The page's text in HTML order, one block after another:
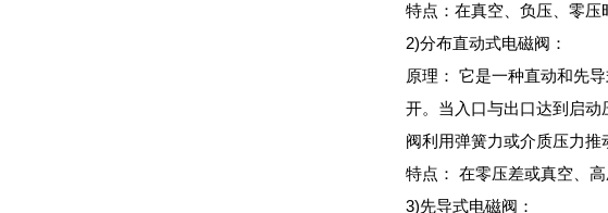
特点：在真空、负压、零压
2)分布直动式电磁阀：
原理： 它是一种直动和先
开。当入口与出口达到启
阀利用弹簧力或介质压力推
特点： 在零压差或真空、
3)先导式电磁阀：